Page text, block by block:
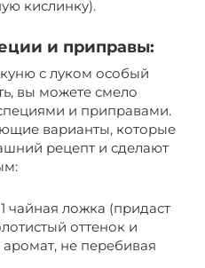
кислинку).
и приправы:
с луком особый
вы можете смело
и приправами.
варианты, которые
рецепт и сделают
чайная ложка (придаст
оттенок и
не перебивая